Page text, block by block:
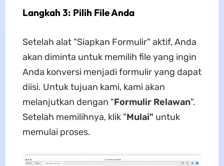
Langkah 3: Pilih File Anda
Setelah alat "Siapkan Formulir" aktif, Anda
akan diminta untuk memilih file yang ingin
Anda konversi menjadi formulir yang dapat
diisi. Untuk tujuan kami, kami akan
melanjutkan dengan "Formulir Relawan".
Setelah memilihnya, klik "Mulai" untuk
memulai proses.